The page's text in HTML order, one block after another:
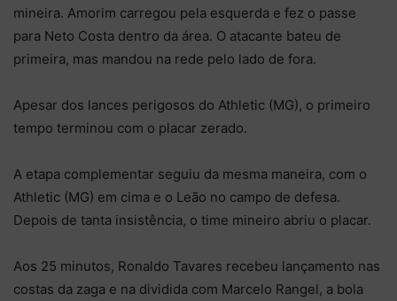
mineira. Amorim carregou pela esquerda e fez o passe
para Neto Costa dentro da área. O atacante bateu de
primeira, mas mandou na rede pelo lado de fora.
Apesar dos lances perigosos do Athletic (MG), o primeiro
tempo terminou com o placar zerado.
A etapa complementar seguiu da mesma maneira, com o
Athletic (MG) em cima e o Leão no campo de defesa.
Depois de tanta insistência, o time mineiro abriu o placar.
Aos 25 minutos, Ronaldo Tavares recebeu lançamento nas
costas da zaga e na dividida com Marcelo Rangel, a bola